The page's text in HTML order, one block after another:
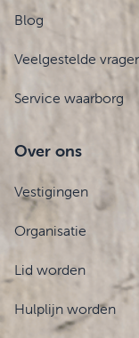
Blog
Veelgestelde
Service waarborg
Over ons
Vestigingen
Organisatie
Lid worden
Hulplijn worden